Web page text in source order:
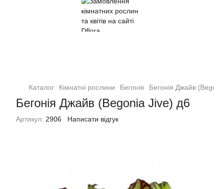
Кімнатні рослини та квіти
Каталог Кімнатні рослини Бегонія Бегонія Джайв
Бегонія Джайв (Begonia Jive) д6
Артикул: 2906 Написати відгук